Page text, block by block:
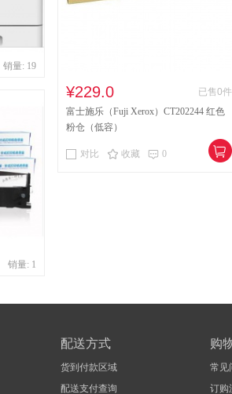
销量: 19
销量: 1
¥229.0
已售0件
富士施乐（Fuji Xerox）CT202244 红色
粉仓（低容）
对比 收藏 0
配送方式
货到付款区域
配送支付查询
购
常见
订购